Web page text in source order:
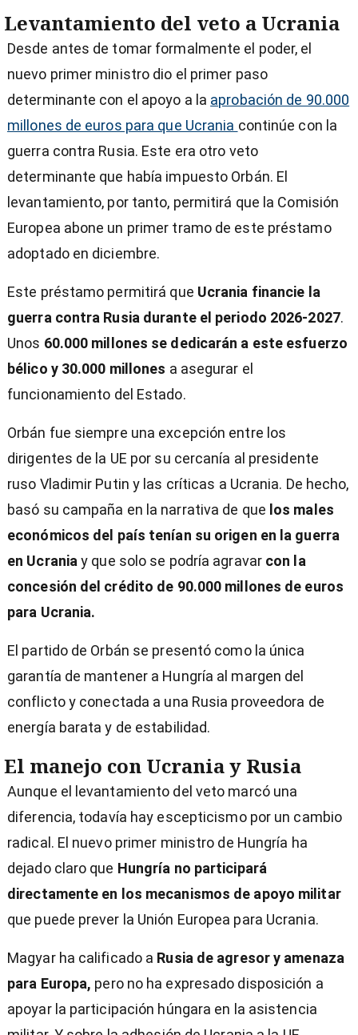
Levantamiento del veto a Ucrania
Desde antes de tomar formalmente el poder, el
nuevo primer ministro dio el primer paso
determinante con el apoyo a la aprobación de 90.000
millones de euros para que Ucrania continúe con la
guerra contra Rusia. Este era otro veto
determinante que había impuesto Orbán. El
levantamiento, por tanto, permitirá que la Comisión
Europea abone un primer tramo de este préstamo
adoptado en diciembre.
Este préstamo permitirá que Ucrania financie la
guerra contra Rusia durante el periodo 2026-2027.
Unos 60.000 millones se dedicarán a este esfuerzo
bélico y 30.000 millones a asegurar el
funcionamiento del Estado.
Orbán fue siempre una excepción entre los
dirigentes de la UE por su cercanía al presidente
ruso Vladimir Putin y las críticas a Ucrania. De hecho,
basó su campaña en la narrativa de que los males
económicos del país tenían su origen en la guerra
en Ucraniay que solo se podría agravarcon la
concesión del crédito de 90.000 millones de euros
para Ucrania.
El partido de Orbán se presentó como la única
garantía de mantener a Hungría al margen del
conflicto y conectada a una Rusia proveedora de
energía barata y de estabilidad.
El manejo con Ucrania y Rusia
Aunque el levantamiento del veto marcó una
diferencia, todavía hay escepticismo por un cambio
radical. El nuevo primer ministro de Hungría ha
dejado claro que Hungría no participará
directamente en los mecanismos de apoyo militar
que puede prever la Unión Europea para Ucrania.
Magyar ha calificado a Rusia de agresor y amenaza
para Europa, pero no ha expresado disposición a
apoyar la participación húngara en la asistencia